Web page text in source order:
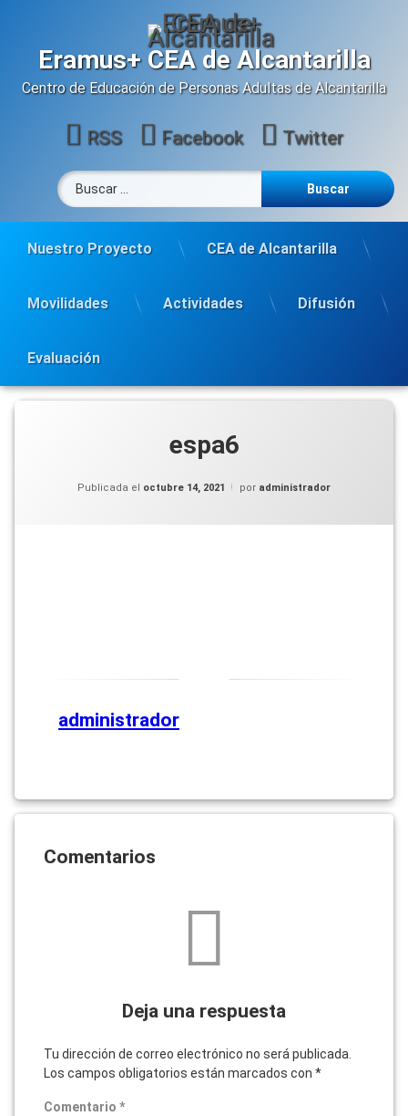
Eramus+ CEA de Alcantarilla
Centro de Educación de Personas Adultas de Alcantarilla
RSS Facebook Twitter
Nuestro Proyecto CEA de Alcantarilla
Movilidades Actividades Difusión
Evaluación
espa6
Publicada el octubre 14, 2021 por administrador
administrador
Comentarios
Deja una respuesta
Tu dirección de correo electrónico no será publicada.
Los campos obligatorios están marcados con *
Comentario *